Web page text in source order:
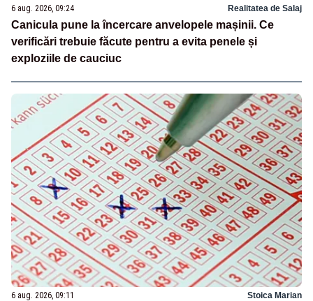
6 aug. 2026, 09:24 Realitatea de Salaj
Canicula pune la încercare anvelopele mașinii. Ce
verificări trebuie făcute pentru a evita penele și
exploziile de cauciuc
6 aug. 2026, 09:11 Stoica Marian